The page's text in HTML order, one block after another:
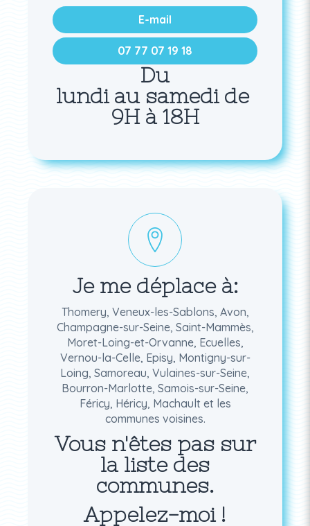
Je me déplace à:
Thomery, Veneux-les-Sablons, Avon,
Champagne-sur-Seine, Saint-Mammès,
Moret-Loing-et-Orvanne, Ecuelles,
Vernou-la-Celle, Episy, Montigny-sur-
Loing, Samoreau, Vulaines-sur-Seine,
Bourron-Marlotte, Samois-sur-Seine,
Féricy, Héricy, Machault et les
communes voisines.
Vous n'êtes pas sur
la liste des
communes.
Appelez-moi !
E-mail
07 77 07 19 18
Du
lundi au samedi de
9H à 18H